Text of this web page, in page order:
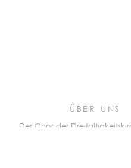
ÜBER UNS
Der Chor der